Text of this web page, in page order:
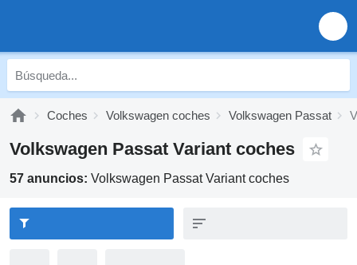
Coches Volkswagen coches Volkswagen Passat
Volkswagen Passat Variant coches
57 anuncios: Volkswagen Passat Variant coches